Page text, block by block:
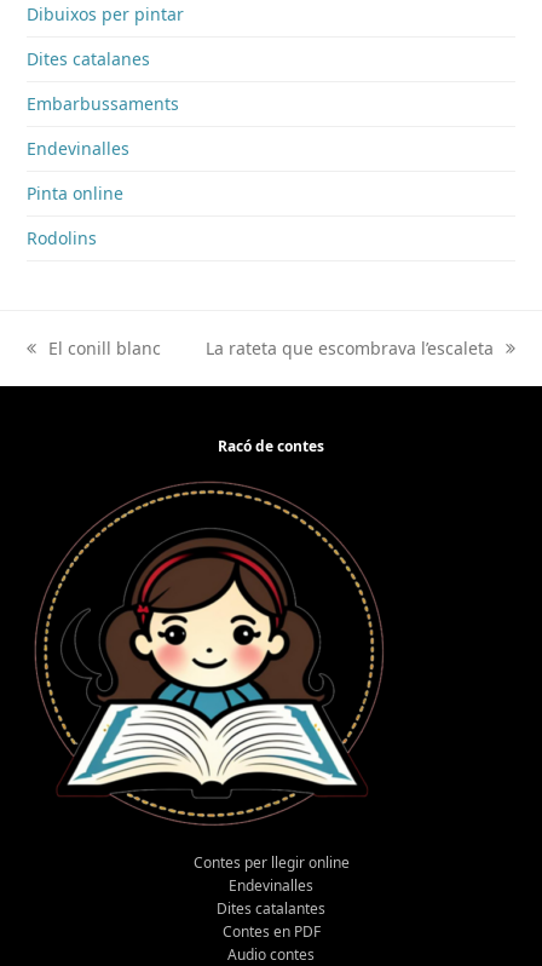
Dibuixos per pintar
Dites catalanes
Embarbussaments
Endevinalles
Pinta online
Rodolins
previous
post:
El conill blanc
next
post:
La rateta que escombrava l’escaleta
Racó de contes
Contes per llegir online
Endevinalles
Dites catalantes
Contes en PDF
Audio contes